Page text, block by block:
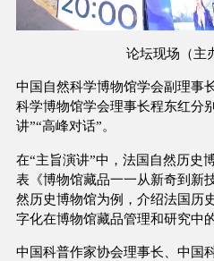
论坛现场（主
中国自然科学博物馆学会副理事
科学博物馆学会理事长程东红分
讲”“高峰对话”。
在“主旨演讲”中，法国自然历史
表《博物馆藏品一一从新奇到新
然历史博物馆为例，介绍法国历
字化在博物馆藏品管理和研究中
中国科普作家协会理事长、中国